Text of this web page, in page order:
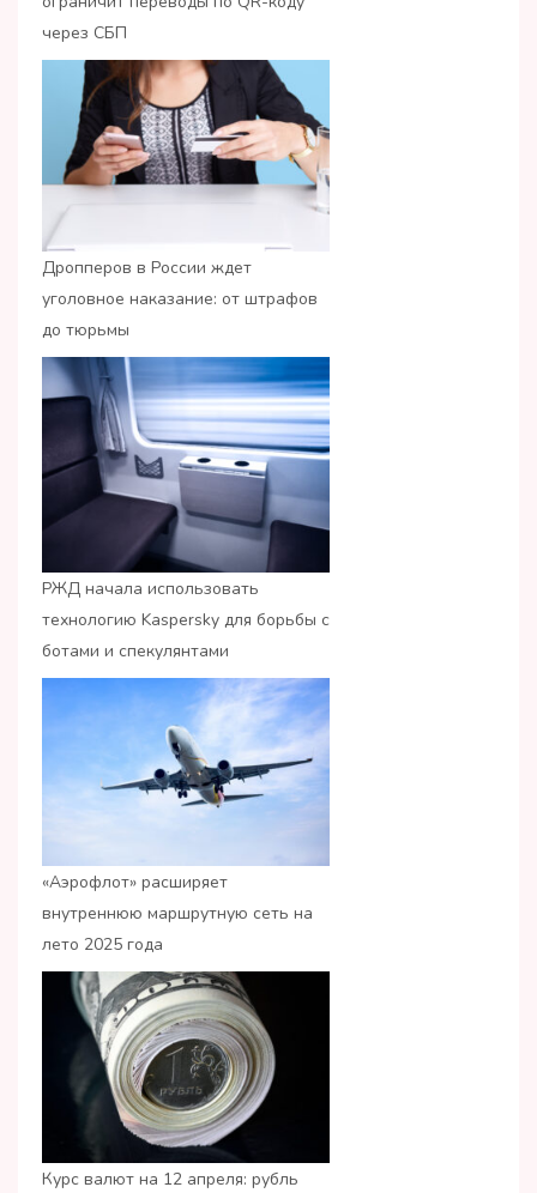
через СБП
Дропперов в России ждет
уголовное наказание: от штрафов
до тюрьмы
РЖД начала использовать
технологию Kaspersky для борьбы с
ботами и спекулянтами
«Аэрофлот» расширяет
внутреннюю маршрутную сеть на
лето 2025 года
Курс валют на 12 апреля: рубль